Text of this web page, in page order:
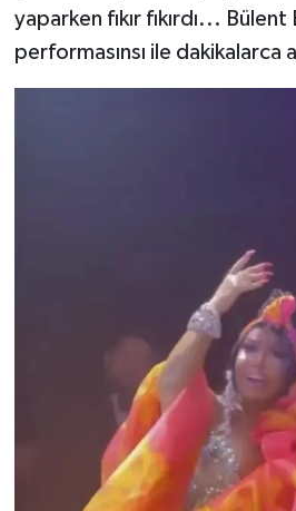
yaparken fıkır fıkırdı...
performasınsı ile dakikalarca